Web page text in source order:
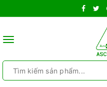
Toggle